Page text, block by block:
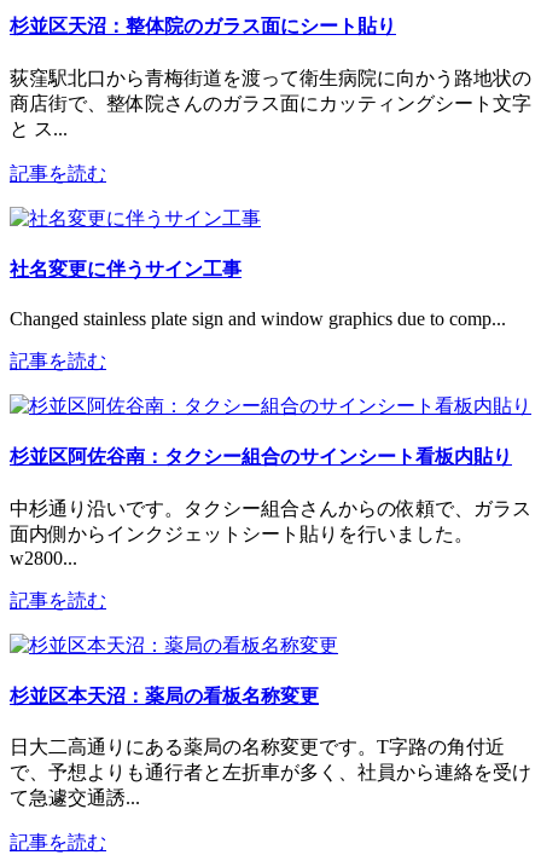
杉並区天沼：整体院のガラス面にシート貼り
荻窪駅北口から青梅街道を渡って衛生病院に向かう路地状の
商店街で、整体院さんのガラス面にカッティングシート文字
と ス...
記事を読む
社名変更に伴うサイン工事
Changed stainless plate sign and window graphics due to comp...
記事を読む
杉並区阿佐谷南：タクシー組合のサインシート看板内貼り
中杉通り沿いです。タクシー組合さんからの依頼で、ガラス
面内側からインクジェットシート貼りを行いました。
w2800...
記事を読む
杉並区本天沼：薬局の看板名称変更
日大二高通りにある薬局の名称変更です。T字路の角付近
で、予想よりも通行者と左折車が多く、社員から連絡を受け
て急遽交通誘...
記事を読む